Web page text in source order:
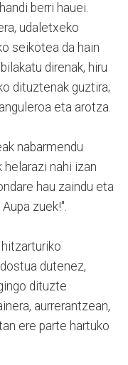
berri hauei.
udaletxeko
seikotea da hain
direnak, hiru
dituztenak guztira;
eta arotza.
nabarmendu
nahi izan
hau zaindu eta
zuek!".
hitzarturiko
dutenez,
dituzte
aurrerantzean,
ere parte hartuko